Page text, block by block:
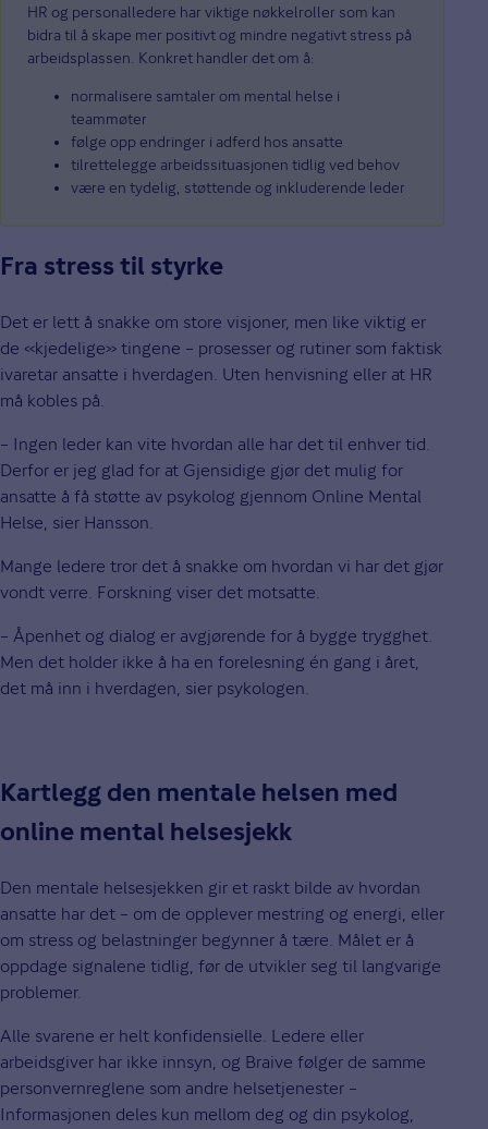
HR og personalledere har viktige nøkkelroller som kan
bidra til å skape mer positivt og mindre negativt stress på
arbeidsplassen. Konkret handler det om å:
normalisere samtaler om mental helse i
teammøter
følge opp endringer i adferd hos ansatte
tilrettelegge arbeidssituasjonen tidlig ved behov
være en tydelig, støttende og inkluderende leder
Fra stress til styrke
Det er lett å snakke om store visjoner, men like viktig er
de «kjedelige» tingene – prosesser og rutiner som faktisk
ivaretar ansatte i hverdagen. Uten henvisning eller at HR
må kobles på.
– Ingen leder kan vite hvordan alle har det til enhver tid.
Derfor er jeg glad for at Gjensidige gjør det mulig for
ansatte å få støtte av psykolog gjennom Online Mental
Helse, sier Hansson.
Mange ledere tror det å snakke om hvordan vi har det gjør
vondt verre. Forskning viser det motsatte.
– Åpenhet og dialog er avgjørende for å bygge trygghet.
Men det holder ikke å ha en forelesning én gang i året,
det må inn i hverdagen, sier psykologen.
Kartlegg den mentale helsen med
online mental helsesjekk
Den mentale helsesjekken gir et raskt bilde av hvordan
ansatte har det – om de opplever mestring og energi, eller
om stress og belastninger begynner å tære. Målet er å
oppdage signalene tidlig, før de utvikler seg til langvarige
problemer.
Alle svarene er helt konfidensielle. Ledere eller
arbeidsgiver har ikke innsyn, og Braive følger de samme
personvernreglene som andre helsetjenester –
Informasjonen deles kun mellom deg og din psykolog,